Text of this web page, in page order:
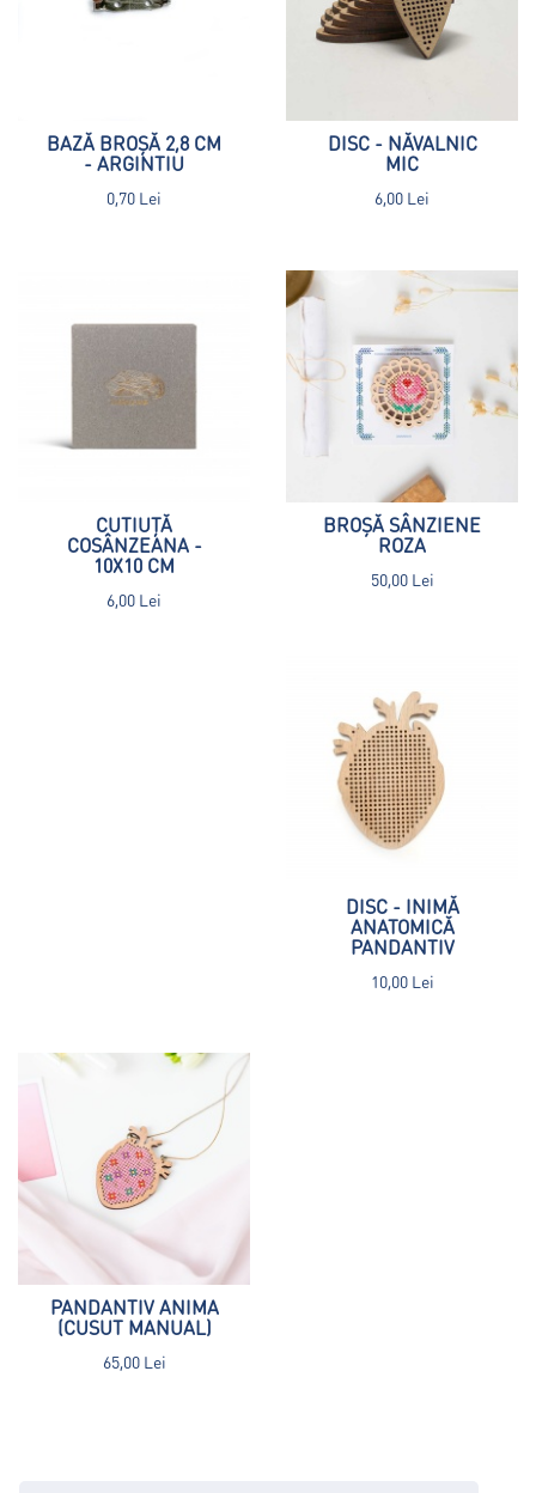
BAZĂ BROȘĂ 2,8 CM
- ARGINTIU
0,70 Lei
DISC - NĂVALNIC
MIC
6,00 Lei
CUTIUȚĂ
COSÂNZEANA -
10X10 CM
6,00 Lei
BROȘĂ SÂNZIENE
ROZA
50,00 Lei
DISC - INIMĂ
ANATOMICĂ
PANDANTIV
10,00 Lei
PANDANTIV ANIMA
(CUSUT MANUAL)
65,00 Lei